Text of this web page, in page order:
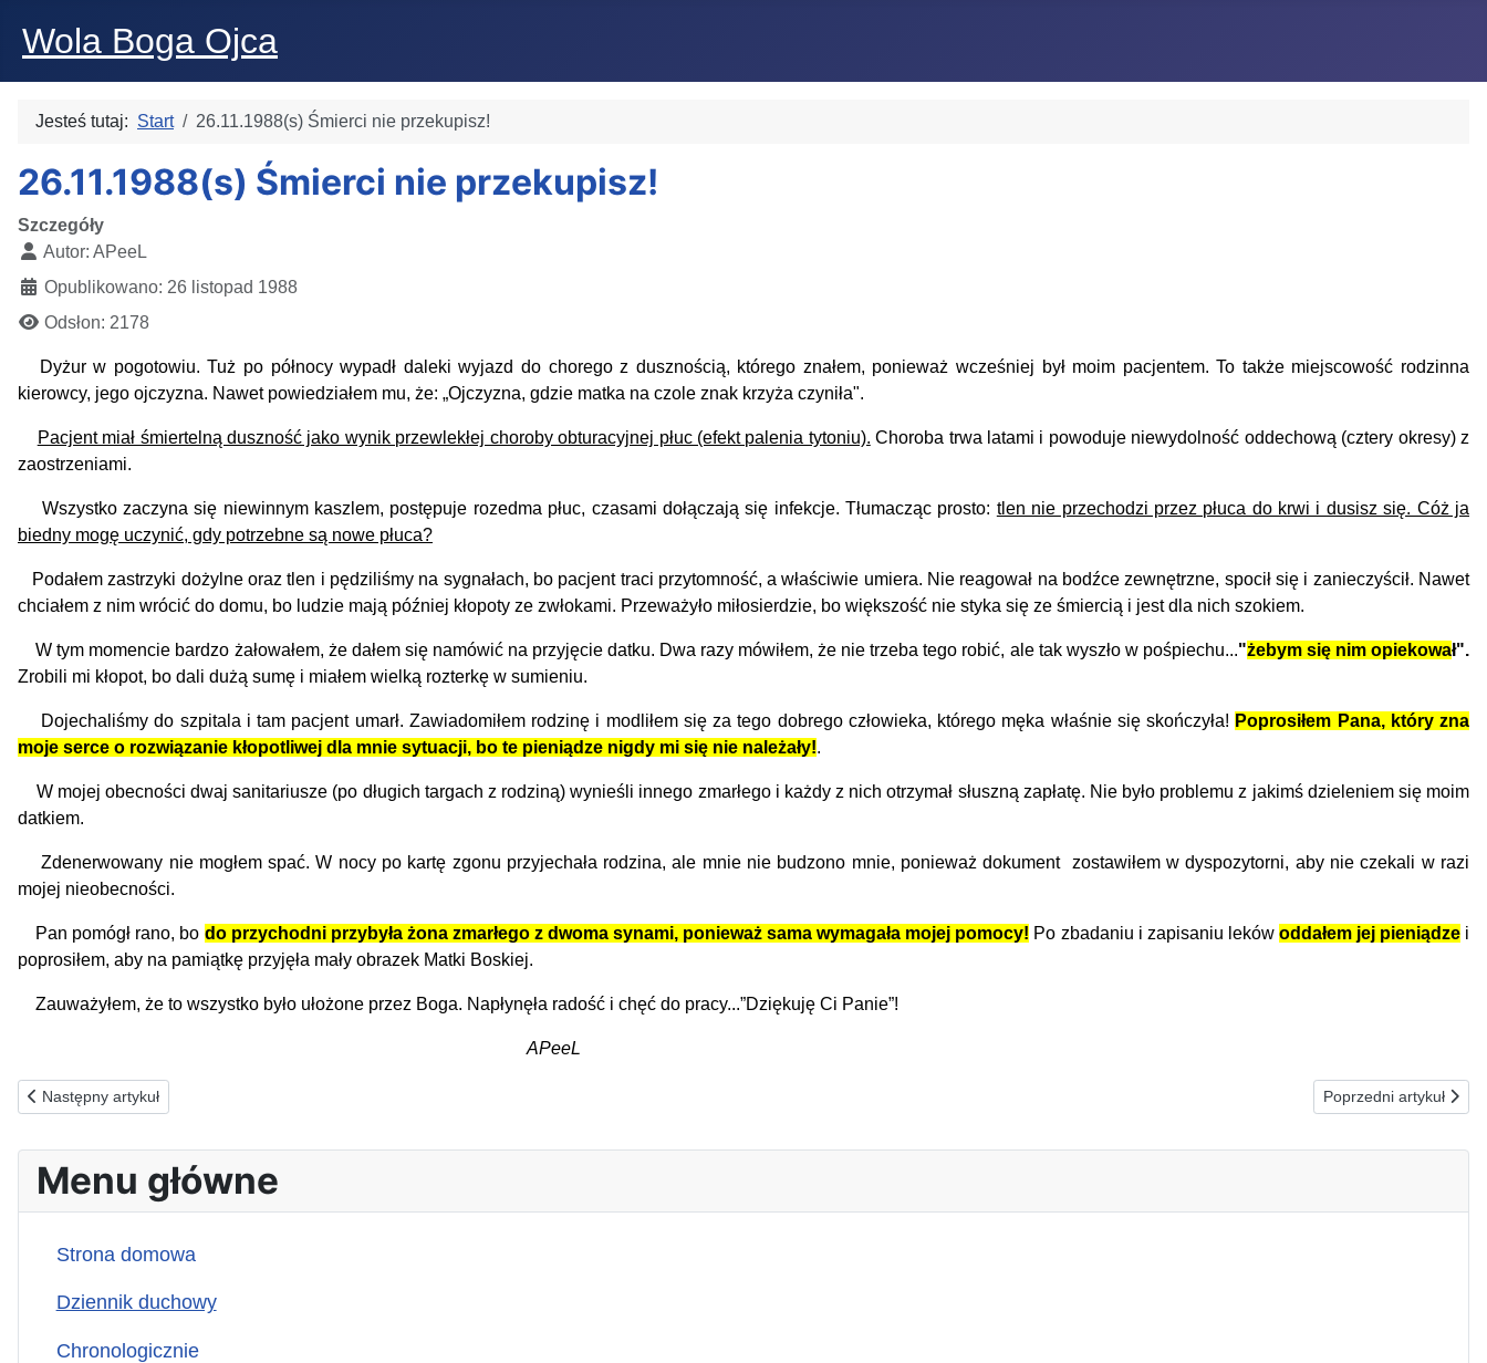
Wola Boga Ojca
Jesteś tutaj: Start 26.11.1988(s) Śmierci nie przekupisz!
26.11.1988(s) Śmierci nie przekupisz!
Szczegóły
Autor: APeeL
Opublikowano: 26 listopad 1988
Odsłon: 2178
Dyżur w pogotowiu. Tuż po północy wypadł daleki wyjazd do chorego z dusznością, którego znałem, ponieważ wcześniej był moim pacjentem. To także miejscowość rodzinna
kierowcy, jego ojczyzna. Nawet powiedziałem mu, że: „Ojczyzna, gdzie matka na czole znak krzyża czyniła".
Pacjent miał śmiertelną duszność jako wynik przewlekłej choroby obturacyjnej płuc (efekt palenia tytoniu). Choroba trwa latami i powoduje niewydolność oddechową (cztery okresy) z
zaostrzeniami.
Wszystko zaczyna się niewinnym kaszlem, postępuje rozedma płuc, czasami dołączają się infekcje. Tłumacząc prosto: tlen nie przechodzi przez płuca do krwi i dusisz się. Cóż ja
biedny mogę uczynić, gdy potrzebne są nowe płuca?
Podałem zastrzyki dożylne oraz tlen i pędziliśmy na sygnałach, bo pacjent traci przytomność, a właściwie umiera. Nie reagował na bodźce zewnętrzne, spocił się i zanieczyścił. Nawet
chciałem z nim wrócić do domu, bo ludzie mają później kłopoty ze zwłokami. Przeważyło miłosierdzie, bo większość nie styka się ze śmiercią i jest dla nich szokiem.
W tym momencie bardzo żałowałem, że dałem się namówić na przyjęcie datku. Dwa razy mówiłem, że nie trzeba tego robić, ale tak wyszło w pośpiechu..."żebym się nim opiekował".
Zrobili mi kłopot, bo dali dużą sumę i miałem wielką rozterkę w sumieniu.
Dojechaliśmy do szpitala i tam pacjent umarł. Zawiadomiłem rodzinę i modliłem się za tego dobrego człowieka, którego męka właśnie się skończyła! Poprosiłem Pana, który zna
moje serce o rozwiązanie kłopotliwej dla mnie sytuacji, bo te pieniądze nigdy mi się nie należały!.
W mojej obecności dwaj sanitariusze (po długich targach z rodziną) wynieśli innego zmarłego i każdy z nich otrzymał słuszną zapłatę. Nie było problemu z jakimś dzieleniem się moim
datkiem.
Zdenerwowany nie mogłem spać. W nocy po kartę zgonu przyjechała rodzina, ale mnie nie budzono mnie, ponieważ dokument zostawiłem w dyspozytorni, aby nie czekali w razi
mojej nieobecności.
Pan pomógł rano, bo do przychodni przybyła żona zmarłego z dwoma synami, ponieważ sama wymagała mojej pomocy! Po zbadaniu i zapisaniu leków oddałem jej pieniądze i
poprosiłem, aby na pamiątkę przyjęła mały obrazek Matki Boskiej.
Zauważyłem, że to wszystko było ułożone przez Boga. Napłynęła radość i chęć do pracy...”Dziękuję Ci Panie”!
APeeL
Poprzednia strona: 27.11.1988(n) Cud naszego stworzenia…
Następny artykuł Następna strona:
Poprzedni artykuł
Menu główne
Strona domowa
Dziennik duchowy
Chronologicznie